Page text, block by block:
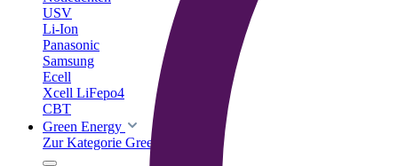
USV
Li-Ion
Panasonic
Samsung
Ecell
Xcell LiFepo4
CBT
Green Energy
Zur Kategorie Green Energy